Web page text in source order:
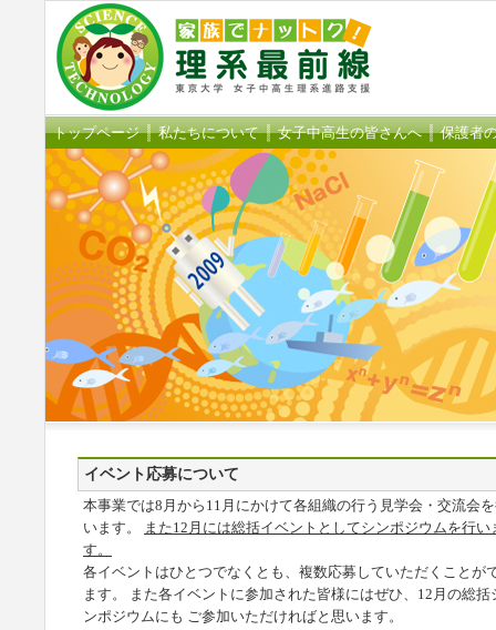
トップページ 私たちについて 女子中高生の皆さんへ 保護者
イベント応募について
本事業では8月から11月にかけて各組織の行う見学会・交流会
います。
また12月には総括イベントとしてシンポジウムを行い
す。
各イベントはひとつでなくとも、複数応募していただくことが
ます。 また各イベントに参加された皆様にはぜひ、12月の総括
ンポジウムにも ご参加いただければと思います。